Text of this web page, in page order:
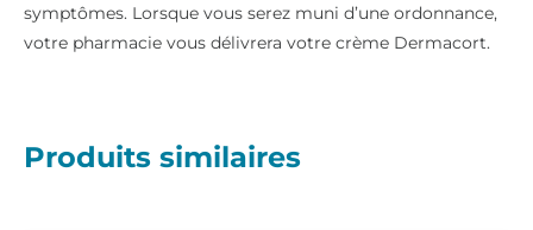
symptômes. Lorsque vous serez muni d’une ordonnance,
votre pharmacie vous délivrera votre crème Dermacort.
Produits similaires